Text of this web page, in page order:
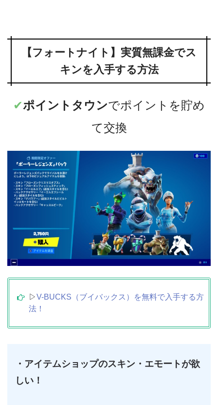
【フォートナイト】実質無課金でス
キンを入手する方法
✔︎ポイントタウンでポイントを貯め
て交換
▷V-BUCKS（ブイバックス）を無料で入手する方
法！
・アイテムショップのスキン・エモートが欲
しい！